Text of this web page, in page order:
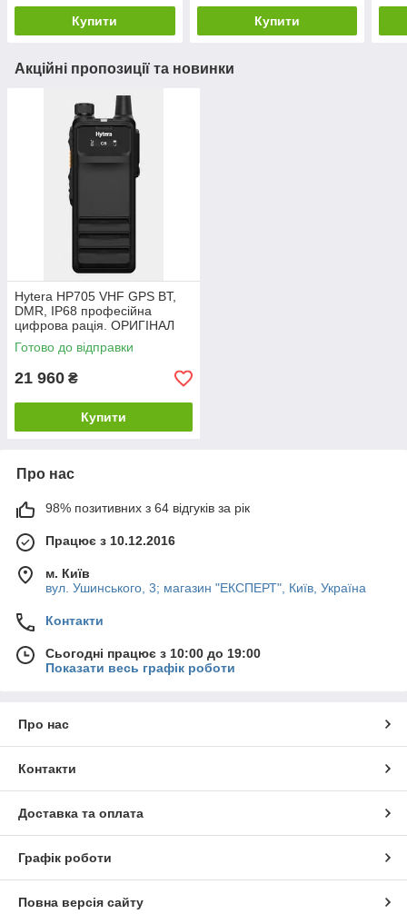
Купити Купити
Акційні пропозиції та новинки
Hytera HP705 VHF GPS BT,
DMR, IP68 професійна
цифрова рація. ОРИГІНАЛ
Готово до відправки
21 960 ₴
Купити
Про нас
98% позитивних з 64 відгуків за рік
Працює з 10.12.2016
м. Київ
вул. Ушинського, 3; магазин "ЕКСПЕРТ", Київ, Україна
Контакти
Сьогодні працює з 10:00 до 19:00
Показати весь графік роботи
Про нас
Контакти
Доставка та оплата
Графік роботи
Повна версія сайту